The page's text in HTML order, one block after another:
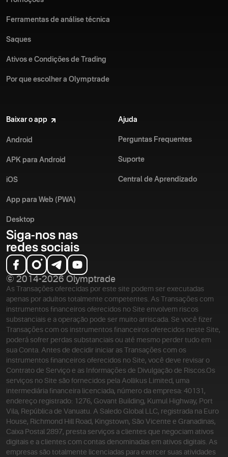
Ferramentas de análise técnica
Saques
Ativos e Condições de Trading
Por que escolher a Olymptrade
Baixar o app
Android
APK para Android
iOS
App para Web (PWA)
Desktop
Ajuda
Perguntas Frequentes
Suporte
Central de Aprendizado
Siga-nos nas
redes sociais
© 2014-2026 Olymptrade
As Transações oferecidas por este site podem ser executadas
apenas por adultos totalmente competentes. As Transações com
instrumentos financeiros oferecidos no Site envolvem riscos
substanciais e a operação pode ser muito arriscada. Se você fizer
Transações com os instrumentos financeiros oferecidos neste Site,
poderá sofrer perdas substanciais ou até mesmo perder tudo em
sua Conta. Antes de decidir iniciar as Transações com os
instrumentos financeiros oferecidos no Site, você deve revisar o
Contrato de Serviço e as Informações de Divulgação de Riscos. Os
serviços no Site são fornecidos pela Aollikus Limited, uma
intermediária financeira licenciada, número da empresa: 40131,
endereço registrado: 1276, Govant Building, Kumul Highway, Port
Vila, República de Vanuatu. A Saledo Global LLC, registrada na Euro
House, Richmond Hill Road, Kingstown, São Vicente e Granadinas,
Caixa Postal 2897, presta serviços a clientes que negociam ativos
digitais e a clientes com contas denominadas em ativos digitais. As
empresas são totalmente licenciadas para exercer suas atividades